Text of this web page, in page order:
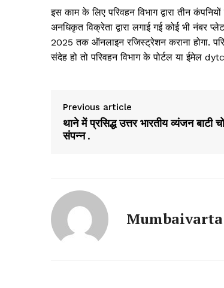
इस काम के लिए परिवहन विभाग द्वारा तीन
अनधिकृत विक्रेता द्वारा लगाई गई कोई भी नंबर
2025 तक ऑनलाइन रजिस्ट्रेशन कराना होगा.
संदेह हो तो परिवहन विभाग के पोर्टल या ईमेल
Previous article
थाने में प्रसिद्ध उत्तर भारतीय व्यंजन बाटी
संपन्न .
Mumbaivarta